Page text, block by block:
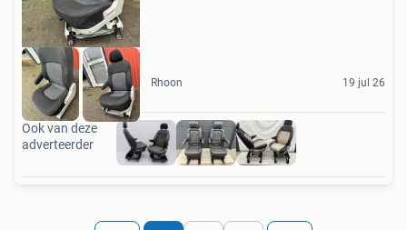
Rhoon 19 jul 26
Ook van deze
adverteerder